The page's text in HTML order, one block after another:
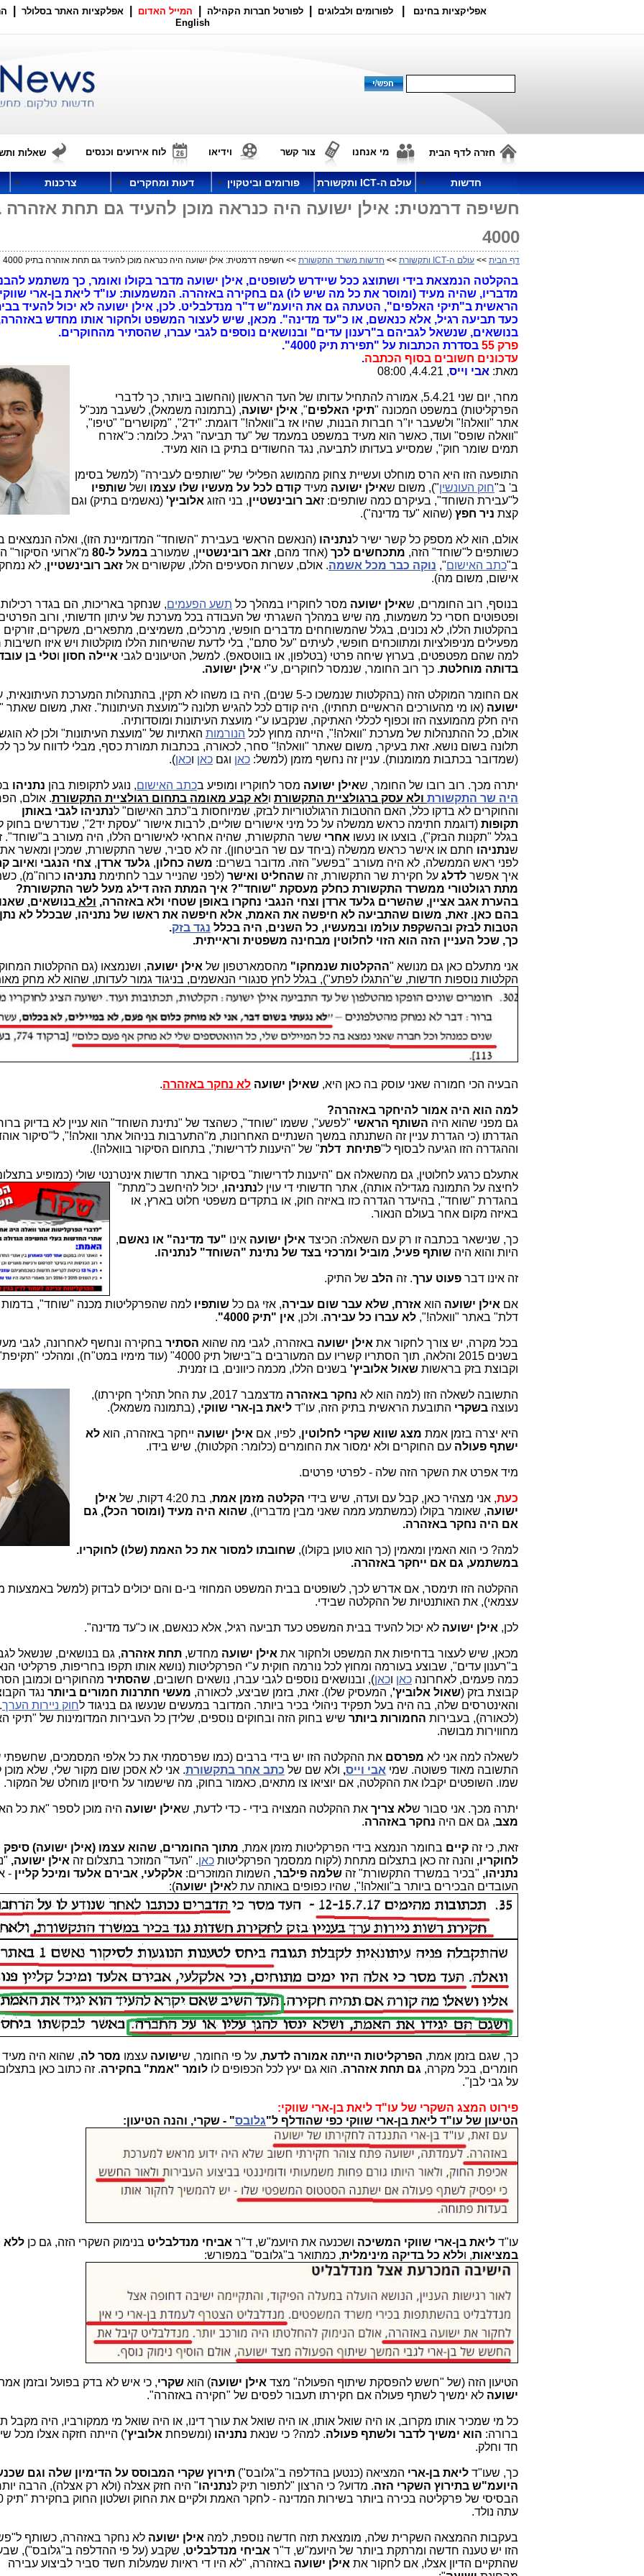
אפליקציות בחינם לפורומים ולבלוגים לפורטל חברות הקהילה המייל האדום אפלקציות האתר בסלולר
English
חזרה לדף הבית מי אנחנו צור קשר וידיאו לוח אירועים וכנסים שאלות
חדשות עולם ה-ICT ותקשורת פורומים וביטקוין דעות ומחקרים צרכנות
חשיפה דרמטית: אילן ישועה היה כנראה מוכן להעיד גם תחת אזהרה
4000
דף הבית >> עולם ה-ICT ותקשורת >> חדשות משרד התקשורת >> חשיפה דרמטית: אילן ישועה היה כנראה מוכן להעיד גם תחת אזהרה בתיק 4000
בהקלטה הנמצאת בידי ושתוצג ככל שיידרש לשופטים, אילן ישועה מדבר בקולו ואומר, כך משתמע
מדבריו, שהיה מעיד (ומוסר את כל מה שיש לו) גם בחקירה באזהרה. המשמעות: עו"ד ליאת בן-ארי
הראשית ב"תיקי האלפים", הטעתה גם את היועמ"ש ד"ר מנדלבליט. לכן, אילן ישועה לא יכול להעיד
כעד תביעה רגיל, אלא כנאשם, או כ"עד מדינה". מכאן, שיש לעצור המשפט ולחקור אותו מחדש
בנושאים, שנשאל לגביהם ב"רענון עדים" ובנושאים נוספים לגבי עברו, שהסתיר מהחוקרים.
פרק 55
בסדרת הכתבות על "תפירת תיק 4000".
עדכונים חשובים בסוף הכתבה.
מאת: אבי וייס, 4.4.21, 08:00
מחר, יום שני 5.4.21, אמורה להתחיל עדותו של העד הראשון (והחשוב ביותר, כך לדברי
הפרקליטות) במשפט המכונה "תיקי האלפים", אילן ישועה, (בתמונה משמאל), לשעבר מנכ"ל
אתר "וואלה!" ולשעבר יו"ר חברות הבנות, שהיו אז ב"וואלה!" דוגמת: "יד2", "מקושרים" "טיפו",
"וואלה שופס" ועוד, כאשר הוא מעיד במשפט במעמד של "עד תביעה" רגיל. כלומר: כ"אזרח
תמים שומר חוק", שמסייע בעדותו לתביעה, נגד החשודים בתיק בו הוא מעיד.
התופעה הזו היא הרס מוחלט ועשיית צחוק מהמושג הפלילי של "שותפים לעבירה" (למשל בסימן
ב' ב"חוק העונשין"), משום שאילן ישועה מעיד קודם לכל על מעשיו שלו עצמו ושל שותפיו
ל"עבירת השוחד", בעיקרם כמה שותפים: זאב רובינשטיין, בני הזוג אלוביץ' (נאשמים בתיק) וגם
קצת ניר חפץ (שהוא "עד מדינה").
אולם, הוא לא מספק כל קשר ישיר לנתניהו (הנאשם הראשי בעבירת "השוחד" המדומיינת הזו), ואלה הנמצאים
כשותפים ל"שוחד" הזה, מתכחשים לכך (אחד מהם, זאב רובינשטיין, שמעורב במעל ל-80
מ"ארועי הסיקור"
ב"כתב האישום", נוקה כבר מכל אשמה. אולם, עשרות הסעיפים הללו, שקשורים אל זאב רובינשטיין, לא
אישום, משום מה).
בנוסף, רוב החומרים, שאילן ישועה מסר לחוקריו במהלך כל תשע הפעמים, שנחקר באריכות, הם בגדר רכילות,
ופטפוטים חסרי כל משמעות, מה שיש במהלך השגרתי של העבודה בכל מערכת של עיתון חדשותי, ורוב
בהקלטות הללו, לא נכונים, בגלל שהמשוחחים מדברים חופשי, מרכלים, משמיצים, מתפארים, משקרים, זורקים
מפעילים מניפולציות ומתווכחים חופשי, לעיתים "על סתם", בלי לדעת שהשיחות הללו מוקלטות ויש איזו חשיבות
למה שהם מפטפטים, בערוץ שיחה פרטי (בטלפון, או בווטסאפ). למשל, הטיעונים לגבי איילה חסון וטלי בן
בדותה מוחלטת. כך רוב החומר, שנמסר לחוקרים, ע"י אילן ישועה.
אם החומר המוקלט הזה (בהקלטות שנמשכו כ-5 שנים), היה בו משהו לא תקין, בהתנהלות המערכת העיתונאית, על
ישועה (או מי מהעורכים הראשיים תחתיו), היה קודם לכל להגיש תלונה ל"מועצת העיתונות". זאת, משום שאתר
היה חלק מהמועצה הזו וכפוף לכללי האתיקה, שנקבעו ע"י מועצת העיתונות ומוסדותיה.
אולם, כל ההתנהלות של מערכת "וואלה!", הייתה מחוץ לכל הנורמות האתיות של "מועצת העיתונות" ולכן לא
תלונה בשום נושא. זאת בעיקר, משום שאתר "וואלה!" סחר, לכאורה, בכתבות תמורת כסף, מבלי לדווח על כך
(שמדובר בכתבות ממומנות). עניין זה נחשף מזמן (למשל: כאן וגם כאן וכאן).
יתרה מכך. רוב רובו של החומר, שאילן ישועה מסר לחוקריו ומופיע בכתב האישום, נוגע לתקופות בהן נתניהו
היה שר התקשורת ולא עסק ברגולציית התקשורת ולא קבע מאומה בתחום רגולציית התקשורת. אולם,
והחוקרים לא בדקו כלל, האם ההטבות הרגולטוריות לבזק, שמיוחסות ב"כתב האישום" לנתניהו לגבי באותן
תקופות
(דוגמת חתימה כראש ממשלה על כל מיני אישורים שוליים, לרבות אישור
בגלל "תקנות הבזק"), בוצעו או נעשו אחרי ששר התקשורת, שהיה אחראי לאישורים הללו, היה מעורב ב"שוחד".
שנתניהו חתם או אישר כראש ממשלה (ביחד עם שר הביטחון). זה לא סביר, ששר התקשורת, שמכין ומאשר
לפני ראש הממשלה, לא היה מעורב "בפשע" הזה. מדובר בשרים: משה כחלון, גלעד ארדן, צחי הנגבי ואיוב
איך אפשר לדלג על חקירת שר התקשורת, זה שהחליט ואישר (לפני שהנייר עבר לחתימת נתניהו כרוה"מ),
מתת רגולטורי ממשרד התקשורת כחלק מעסקת "שוחד"? איך המתת הזה דילג מעל לשר התקשורת?
בהערת אגב אציין, שהשרים גלעד ארדן וצחי הנגבי נחקרו באופן שטחי ולא באזהרה, ולא בנושאים,
בהם כאן. זאת, משום שהתביעה לא חיפשה את האמת, אלא חיפשה את ראשו של נתניהו, שבכלל לא
הטבות לבזק ובהשקפת עולמו ובמעשיו, כל השנים, היה בכלל נגד בזק.
כך, שכל העניין הזה הוא הזוי לחלוטין מבחינה משפטית וראייתית.
אני מתעלם כאן גם מנושא "ההקלטות שנמחקו" מהסמארטפון של אילן ישועה
הקלטות נוספות חדשות, ש"התגלו לפתע"), בגלל לחץ סנגורי הנאשמים, בניגוד גמור לעדותו, שהוא לא מחק
הבעיה הכי חמורה שאני עוסק בה כאן היא, שאילן ישועה לא נחקר באזהרה.
למה הוא היה אמור להיחקר באזהרה?
גם מפני שהוא היה השותף הראשי "לפשע", ששמו "שוחד", כשהצד של "נתינת השוחד" הוא עניין לא בדיוק
הגדרתו (כי הגדרת עניין זה השתנתה במשך השנתיים האחרונות, מ"התערבות בניהול אתר וואלה!", ל"סיקור
וההגדרה הזו הגיעה לבסוף ל"פתיחת דלת" של "היענות לדרישות", בתחום הסיקור בוואלה!).
אתעלם כרגע לחלוטין, גם מהשאלה אם "היענות לדרישות" בסיקור באתר חדשות אינטרנטי שולי (כמופיע
לחיצה על התמונה מגדילה אותה), אתר חדשותי די עוין לנתניהו, יכול להיחשב כ"מתת"
בהגדרת "שוחד", בהיעדר הגדרה כזו באיזה חוק, או בתקדים משפטי חלוט בארץ, או
באיזה מקום אחר בעולם הנאור.
כך, שנישאר בכתבה זו רק עם השאלה: הכיצד אילן ישועה אינו "עד מדינה" או נאשם,
היות והוא היה שותף פעיל, מוביל ומרכזי בצד של נתינת "השוחד" לנתניהו.
זה אינו דבר פעוט ערך. זה הלב של התיק.
אם אילן ישועה הוא אזרח, שלא עבר שום עבירה, אזי גם כל שותפיו למה שהפרקליטות מכנה "שוחד",
דלת" באתר "וואלה!", לא עברו כל עבירה. ולכן, אין "תיק 4000" .
בכל מקרה, יש צורך לחקור את אילן ישועה באזהרה, לגבי מה שהוא הסתיר בחקירה ונחשף לאחרונה, לגבי
בשנים 2015 והלאה, תוך הסתריו קשריו עם המעורבים ב"בישול תיק 4000" (עוד מימיו במט"ח), ומהלכי "תקיפת"
וקבוצת בזק בראשות שאול אלוביץ' בשנים הללו, מכמה כיוונים, בו זמנית.
התשובה לשאלה הזו (למה הוא לא נחקר באזהרה מדצמבר 2017, עת החל תהל
יך חקירתו),
נעוצה בשקרי התובעת הראשית בתיק הזה, עו"ד ליאת בן-ארי שווקי, (בתמונה משמאל).
היא יצרה בזמן אמת מצג שווא שקרי לחלוטין, לפיו, אם אילן ישועה ייחקר באזהרה, הוא לא
ישתף פעולה עם החוקרים ולא ימסור את החומרים (כלומר: הקלטות), שיש בידו.
מיד אפרט את השקר הזה שלה - לפרטי פרטים.
כעת, אני מצהיר כאן, קבל עם ועדה, שיש בידי הקלטה מזמן אמת, בת 4:20 דקות, של
אילן
ישועה, שאומר בקולו (כמשתמע ממה שאני מבין מדבריו), שהוא היה מעיד (ומוסר הכל), גם
אם היה נחקר באזהרה.
למה? כי הוא האמין ומאמין (כך הוא טוען בקולו), שחובתו למסור את כל האמת (שלו) לחוקריו.
במשתמע, גם אם ייחקר באזהרה.
ההקלטה הזו תימסר, אם אדרש לכך, לשופטים בבית המשפט המחוזי בי-ם והם יכולים לבדוק (למשל באמצעות
עצמאי), את האותנטיות של ההקלטה שבידי.
לכן, אילן ישועה לא יכול להעיד בבית המשפט כעד תביעה רגיל, אלא כנאשם, או כ"עד מדינה".
מכאן, שיש לעצור בדחיפות את המשפט ולחקור את אילן ישועה מחדש, תחת אזהרה, גם בנושאים, שנשאל
ב"רענון עדים", שבוצע בעורמה ומחוץ לכל נורמה חוקית ע"י הפרקליטות (נושא אותו תקפו בחריפות, פרקליטי
כמה פעמים, לאחרונה כאן וכאן), ובנושאים נוספים לגבי עברו, נושאים חשובים, שהסתיר מהחוקרים וכמובן
קבוצת בזק (שאול אלוביץ', המעסיק שלו). זאת, בזמן שביצע, לכאורה, מעשי חתרנות חמורים ביותר נגד
והאינטרסים שלה, בה היה בעל תפקיד ניהולי בכיר ביותר. המדובר במעשים שנעשו גם בניגוד לחוק ניירות הערך
(לכאורה), בעבירות החמורות ביותר שיש בחוק הזה ובחוקים נוספים, שלידן כל העבירות המדומינות של "תיקי
מחווירות מבושה.
לשאלה למה אני לא מפרסם את ההקלטה הזו יש בידי ברבים (כמו שפרסמתי את כל אלפי המסמכים, שחשפתי
התשובה מאוד פשוטה. שמי אבי וייס, ולא שם של כתב אחר בתקשורת. אני לא אסכן שום מקור שלי, שלא
שמו. השופטים יקבלו את ההקלטה, אם יוציאו צו מתאים, כאמור בחוק, מה שישמור על חיסיון מוחלט של המקור.
יתרה מכך. אני סבור שלא צריך את ההקלטה המצויה בידי - כדי לדעת, שאילן ישועה היה מוכן לספר "את כל
מצב, גם אם היה נחקר באזהרה.
זאת, כי זה קיים בחומר הנמצא בידי הפרקליטות מזמן אמת, מתוך החומרים, שהוא עצמו (אילן ישועה) סיפק
לחוקריו, והנה זה כאן בתצלום מתחת (לקוח ממסמך הפרקליטות כאן. "העד" המוזכר בתצלום זה אילן ישועה,
נתניהו, "בכיר במשרד התקשורת" זה שלמה פילבר, השמות המוזכרים: אלקלעי, אבירם אלעד ומיכל קליין -
העובדים הבכירים ביותר ב"וואלה!", שהיו כפופים באותה עת לאילן ישועה):
כך, שגם בזמן אמת, הפרקליטות הייתה אמורה לדעת, על פי החומר, שישועה עצמו מסר לה, שהוא היה מעיד
חומרים, בכל מקרה, גם תחת אזהרה. הוא גם יעץ לכל הכפופים לו לומר "אמת" בחקירה. זה כתוב כאן
על גבי לבן".
פירוט המצג השקרי של עו"ד ליאת בן-ארי שווקי:
הטיעון של עו"ד ליאת בן-ארי שווקי כפי שהודלף ל"גלובס" - שקרי, והנה הטיעון:
עו"ד ליאת בן-ארי שווקי המשיכה ושכנעה את היועמ"ש, ד"ר אביחי מנדלבליט בנימוק השקרי הזה, גם כן ללא
במציאות, וללא כל בדיקה מינימלית, כמתואר ב"גלובס" במפורש:
הטיעון הזה (של "חשש להפסקת שיתוף הפעולה" מצד אילן ישועה) הוא שקרי, כי איש לא בדק בפועל ובזמן
ישועה לא ימשיך לשתף פעולה אם חקירתו תעבור לפסים של "חקירה באזהרה".
כל מי שמכיר אותו מקרוב, או היה שואל אותו, או היה שואל את עורך דינו, או היה שואל מי ממקורביו, היה מקבל
ברורה: הוא ימשיך לדבר ולשתף פעולה. למה? כי שנאת נתניהו (ומשפחת אלוביץ') הייתה חזקה אצלו מכל
חד וחלק.
כך, שעו"ד ליאת בן-ארי המציאה (כנטען בהדלפה ב"גלובס") תירוץ שקרי המבוסס על הדימיון שלה וגם
היועמ"ש בתירוץ השקרי הזה. מדוע? כי הרצון "לתפור תיק לנתניהו" היה חזק אצלה (ולא רק אצלה), הרבה
עתה נולד.
בעקבות ההמצאה השקרית שלה, מומצאת תזה חדשה נוספת, למה אילן ישועה לא נחקר באזהרה, כשותף
הזו יש טענה חדשה ומרתקת ביותר של היועמ"ש, ד"ר אביחי מנדלבליט, שקבע (על פי ההדלפה ב"גלובס"),
שהתקיים הדיון אצלו, אם לחקור את אילן ישועה באזהרה, "לא היו די ראיות שמעלות חשד סביר לביצוע עבירה